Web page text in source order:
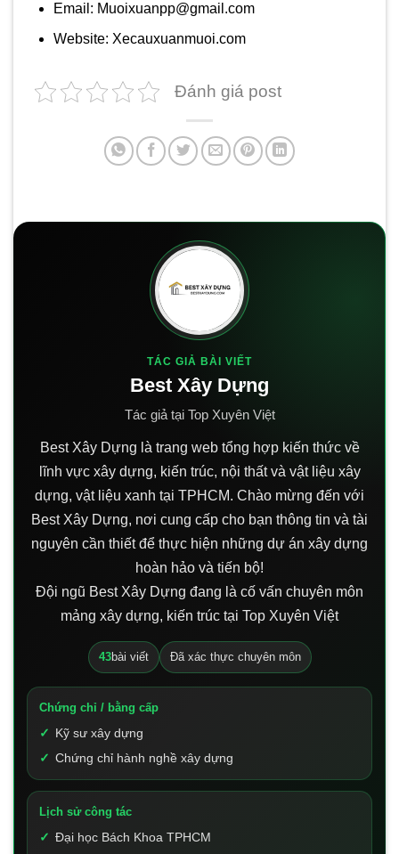
Email: Muoixuanpp@gmail.com
Website: Xecauxuanmuoi.com
Đánh giá post
TÁC GIẢ BÀI VIẾT
Best Xây Dựng
Tác giả tại Top Xuyên Việt
Best Xây Dựng là trang web tổng hợp kiến thức về
lĩnh vực xây dựng, kiến trúc, nội thất và vật liệu xây
dựng, vật liệu xanh tại TPHCM. Chào mừng đến với
Best Xây Dựng, nơi cung cấp cho bạn thông tin và tài
nguyên cần thiết để thực hiện những dự án xây dựng
hoàn hảo và tiến bộ!
Đội ngũ Best Xây Dựng đang là cố vấn chuyên môn
mảng xây dựng, kiến trúc tại Top Xuyên Việt
43bài viết Đã xác thực chuyên môn
Chứng chỉ / bằng cấp
Kỹ sư xây dựng
Chứng chỉ hành nghề xây dựng
Lịch sử công tác
Đại học Bách Khoa TPHCM